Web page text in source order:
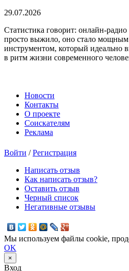
29.07.2026
Статистика говорит: онлайн-радио
просто выжило, оно стало мощным
инструментом, который идеально
в ритм жизни современного
Новости
Контакты
О проекте
Соискателям
Реклама
Войти /Регистрация
Написать отзыв
Как написать отзыв?
Оставить отзыв
Черный список
Негативные отзывы
Мы используем файлы cookie,
OK
×
Вход